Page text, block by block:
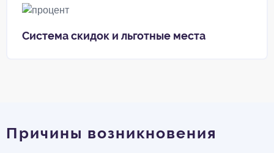
Система скидок и льготные места
Причины возникновения